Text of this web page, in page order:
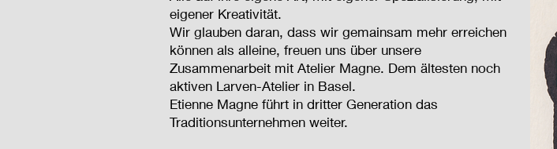
eigener Kreativität.
Wir glauben daran, dass wir gemainsam mehr erreichen
können als alleine, freuen uns über unsere
Zusammenarbeit mit Atelier Magne. Dem ältesten noch
aktiven Larven-Atelier in Basel.
Etienne Magne führt in dritter Generation das
Traditionsunternehmen weiter.